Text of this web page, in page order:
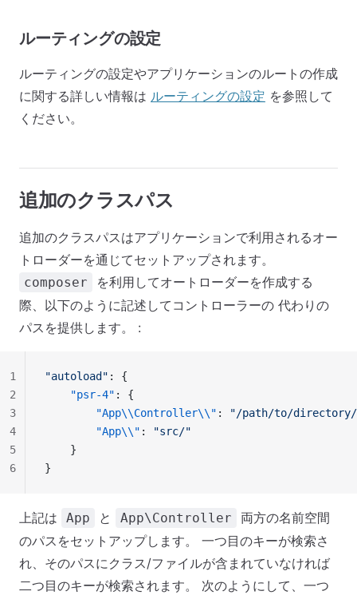
ルーティングの設定
ルーティングの設定やアプリケーションのルートの作成
に関する詳しい情報は ルーティングの設定 を参照して
ください。
追加のクラスパス
追加のクラスパスはアプリケーションで利用されるオー
トローダーを通じてセットアップされます。
composer
を利用してオートローダーを作成する
際、以下のように記述してコントローラーの 代わりの
パスを提供します。 :
"autoload" : {
    "psr-4"
: {
        "App\\Controller\\"
:
"/path/to/
        "App\\"
:
"src/"
    }
}
1
2
3
4
5
6
上記は App と App\Controller
両方の名前空間
のパスをセットアップします。 一つ目のキーが検索さ
れ、そのパスにクラス/ファイルが含まれていなければ
二つ目のキーが検索されます。 次のようにして、一つ